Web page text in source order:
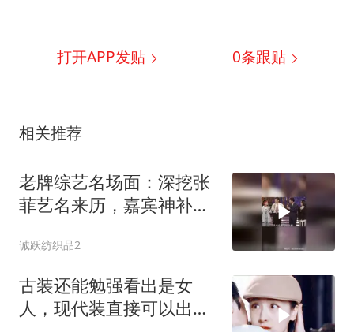
打开APP发贴 0条跟贴
相关推荐
老牌综艺名场面：深挖张
菲艺名来历，嘉宾神补刀
诚跃纺织品2
古装还能勉强看出是女
人，现代装直接可以出演